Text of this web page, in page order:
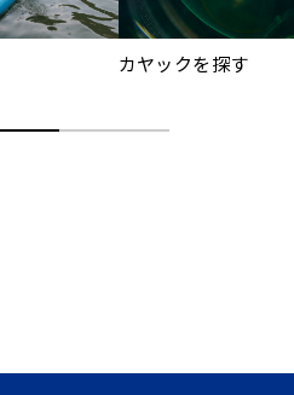
カヤックを探す